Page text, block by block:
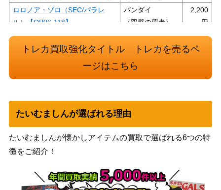
ロロノア・ゾロ（SEC/パラレ
ル）【OP06-118】
バンダイ
（双璧の覇者）
2,200
モンキー・D・ルフィ（L/パラレ
ル）【OP01-003】
バンダイ
（ROMANCE
DAWN）
レベッカ（L/パラレル）【OP04-
039】
バンダイ
（謀略の王国）
2,600
ホーディ・ジョーンズ（SR/パラ
レル）【OP06-035】
（ONE PIECE
BEST）
バンダイ
トレカ買取強化タイトル トレカを売るペ
ージはこちら
たいむましんが選ばれる理由
たいむましんが懐かしアイテムの買取で選ばれる6つの特
徴をご紹介！